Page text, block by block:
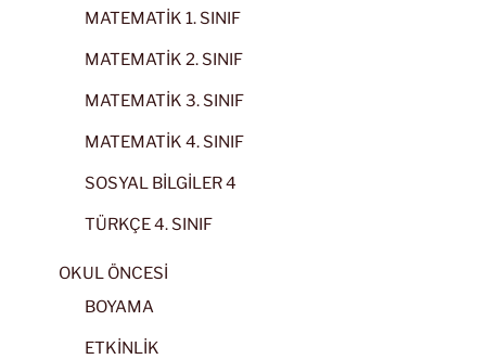
MATEMATİK 1. SINIF
MATEMATİK 2. SINIF
MATEMATİK 3. SINIF
MATEMATİK 4. SINIF
SOSYAL BİLGİLER 4
TÜRKÇE 4. SINIF
OKUL ÖNCESİ
BOYAMA
ETKİNLİK